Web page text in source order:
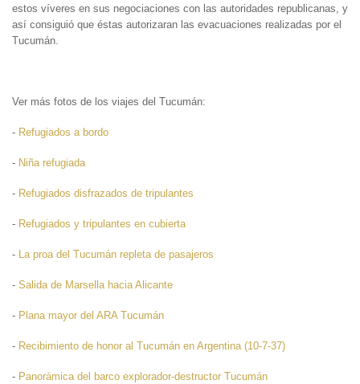
estos víveres en sus negociaciones con las autoridades republicanas, y
así consiguió que éstas autorizaran las evacuaciones realizadas por el
Tucumán.
Ver más fotos de los viajes del Tucumán:
- Refugiados a bordo
- Niña refugiada
- Refugiados disfrazados de tripulantes
- Refugiados y tripulantes en cubierta
- La proa del Tucumán repleta de pasajeros
- Salida de Marsella hacia Alicante
- Plana mayor del ARA Tucumán
- Recibimiento de honor al Tucumán en Argentina (10-7-37)
- Panorámica del barco explorador-destructor Tucumán